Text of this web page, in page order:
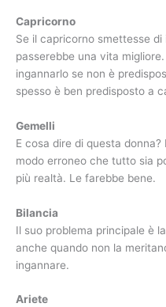
Capricorno
Se il capricorno smettesse
passerebbe una vita
ingannarlo se non è
spesso è ben predisposto a
Gemelli
E cosa dire di questa
modo erroneo che tutto sia
più realtà. Le farebbe bene.
Bilancia
Il suo problema principale è
anche quando non la
ingannare.
Ariete